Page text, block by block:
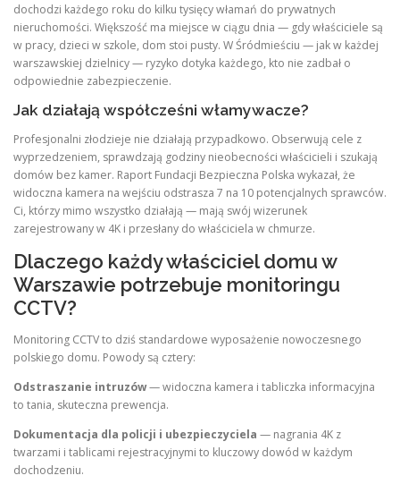
dochodzi każdego roku do kilku tysięcy włamań do prywatnych
nieruchomości. Większość ma miejsce w ciągu dnia — gdy właściciele są
w pracy, dzieci w szkole, dom stoi pusty. W Śródmieściu — jak w każdej
warszawskiej dzielnicy — ryzyko dotyka każdego, kto nie zadbał o
odpowiednie zabezpieczenie.
Jak działają współcześni włamywacze?
Profesjonalni złodzieje nie działają przypadkowo. Obserwują cele z
wyprzedzeniem, sprawdzają godziny nieobecności właścicieli i szukają
domów bez kamer. Raport Fundacji Bezpieczna Polska wykazał, że
widoczna kamera na wejściu odstrasza 7 na 10 potencjalnych sprawców.
Ci, którzy mimo wszystko działają — mają swój wizerunek
zarejestrowany w 4K i przesłany do właściciela w chmurze.
Dlaczego każdy właściciel domu w
Warszawie potrzebuje monitoringu
CCTV?
Monitoring CCTV to dziś standardowe wyposażenie nowoczesnego
polskiego domu. Powody są cztery:
Odstraszanie intruzów— widoczna kamera i tabliczka informacyjna
to tania, skuteczna prewencja.
Dokumentacja dla policji i ubezpieczyciela — nagrania 4K z
twarzami i tablicami rejestracyjnymi to kluczowy dowód w każdym
dochodzeniu.